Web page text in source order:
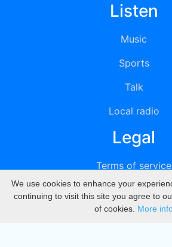
Listen
Music
Sports
Talk
Local radio
Legal
Terms of service
Privacy
DMCA
We use cookies to enhance your
continuing to visit this site you agree to
of cookies. More